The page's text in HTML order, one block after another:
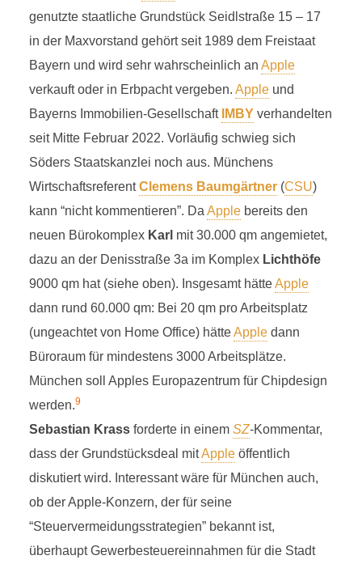
genutzte staatliche Grundstück Seidlstraße 15 – 17
in der Maxvorstand gehört seit 1989 dem Freistaat
Bayern und wird sehr wahrscheinlich an Apple
verkauft oder in Erbpacht vergeben. Appleund
Bayerns Immobilien-Gesellschaft IMBYverhandelten
seit Mitte Februar 2022. Vorläufig schwieg sich
Söders Staatskanzlei noch aus. Münchens
WirtschaftsreferentClemens Baumgärtner(CSU)
kann “nicht kommentieren”. Da Applebereits den
neuen Bürokomplex Karl mit 30.000 qm angemietet,
dazu an der Denisstraße 3a im Komplex Lichthöfe
9000 qm hat (siehe oben). Insgesamt hätteApple
dann rund 60.000 qm: Bei 20 qm pro Arbeitsplatz
(ungeachtet von Home Office) hätteAppledann
Büroraum für mindestens 3000 Arbeitsplätze.
München soll Apples Europazentrum für Chipdesign
werden.9
Sebastian Krassforderte in einem SZ-Kommentar,
dass der Grundstücksdeal mitAppleöffentlich
diskutiert wird. Interessant wäre für München auch,
ob der Apple-Konzern, der für seine
“Steuervermeidungsstrategien” bekannt ist,
überhaupt Gewerbesteuereinnahmen für die Stadt